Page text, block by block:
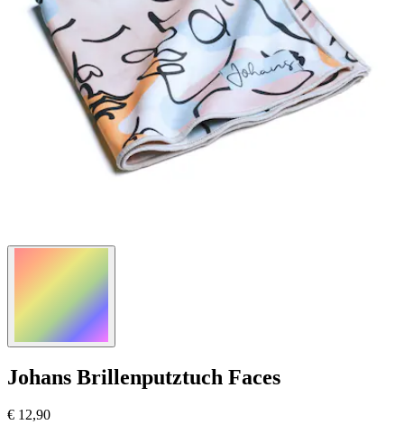
Johans Brillenputztuch Faces
€ 12,90